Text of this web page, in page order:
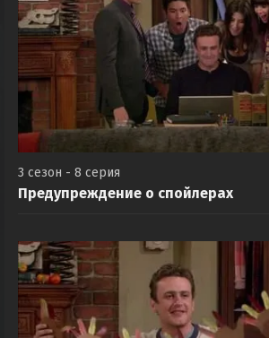
3 сезон - 8 серия
Предупреждение о спойлерах